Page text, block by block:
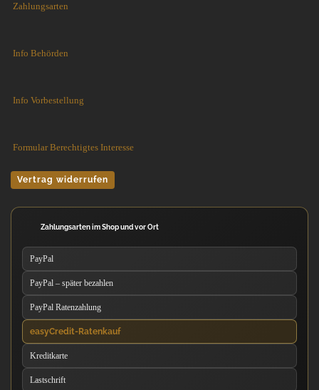
Zahlungsarten
Info Behörden
Info Vorbestellung
Formular Berechtigtes Interesse
Vertrag widerrufen
Zahlungsarten im Shop und vor Ort
PayPal
PayPal – später bezahlen
PayPal Ratenzahlung
easyCredit-Ratenkauf
Kreditkarte
Lastschrift